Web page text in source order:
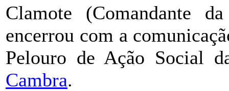
Clamote (Comandante
encerrou com a
Pelouro de Ação Social
Cambra.